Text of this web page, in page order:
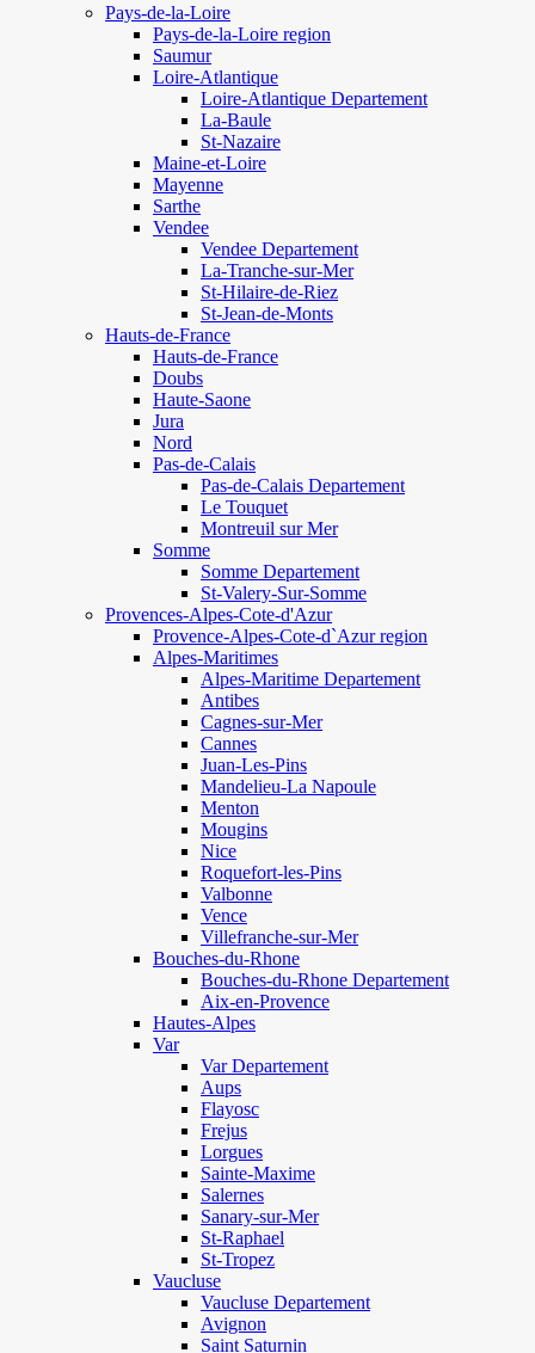
Pays-de-la-Loire
Pays-de-la-Loire region
Saumur
Loire-Atlantique
Loire-Atlantique Departement
La-Baule
St-Nazaire
Maine-et-Loire
Mayenne
Sarthe
Vendee
Vendee Departement
La-Tranche-sur-Mer
St-Hilaire-de-Riez
St-Jean-de-Monts
Hauts-de-France
Hauts-de-France
Doubs
Haute-Saone
Jura
Nord
Pas-de-Calais
Pas-de-Calais Departement
Le Touquet
Montreuil sur Mer
Somme
Somme Departement
St-Valery-Sur-Somme
Provences-Alpes-Cote-d'Azur
Provence-Alpes-Cote-d`Azur region
Alpes-Maritimes
Alpes-Maritime Departement
Antibes
Cagnes-sur-Mer
Cannes
Juan-Les-Pins
Mandelieu-La Napoule
Menton
Mougins
Nice
Roquefort-les-Pins
Valbonne
Vence
Villefranche-sur-Mer
Bouches-du-Rhone
Bouches-du-Rhone Departement
Aix-en-Provence
Hautes-Alpes
Var
Var Departement
Aups
Flayosc
Frejus
Lorgues
Sainte-Maxime
Salernes
Sanary-sur-Mer
St-Raphael
St-Tropez
Vaucluse
Vaucluse Departement
Avignon
Saint Saturnin